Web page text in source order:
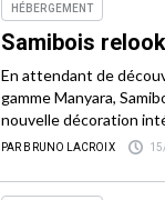
HÉBERGEMENT
Samibois
En attendant de
gamme Manyara,
nouvelle décoration
PAR BRUNO LACROIX